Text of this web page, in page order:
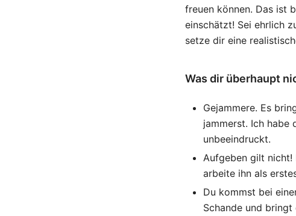
freuen können. Das ist
einschätzt! Sei ehrlich
setze dir eine
Was dir überhaupt
Gejammere. Es
jammerst. Ich habe
unbeeindruckt.
Aufgeben gilt nicht!
arbeite ihn als
Du kommst bei
Schande und